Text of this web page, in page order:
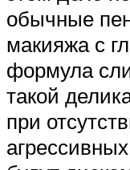
обычные
макияжа с
формула
такой
при